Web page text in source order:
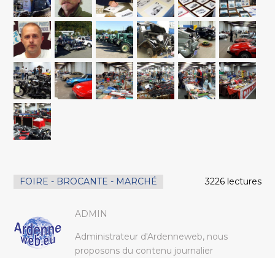
FOIRE - BROCANTE - MARCHÉ 3226 lectures
ADMIN
Administrateur d'Ardenneweb, nous
proposons du contenu journalier